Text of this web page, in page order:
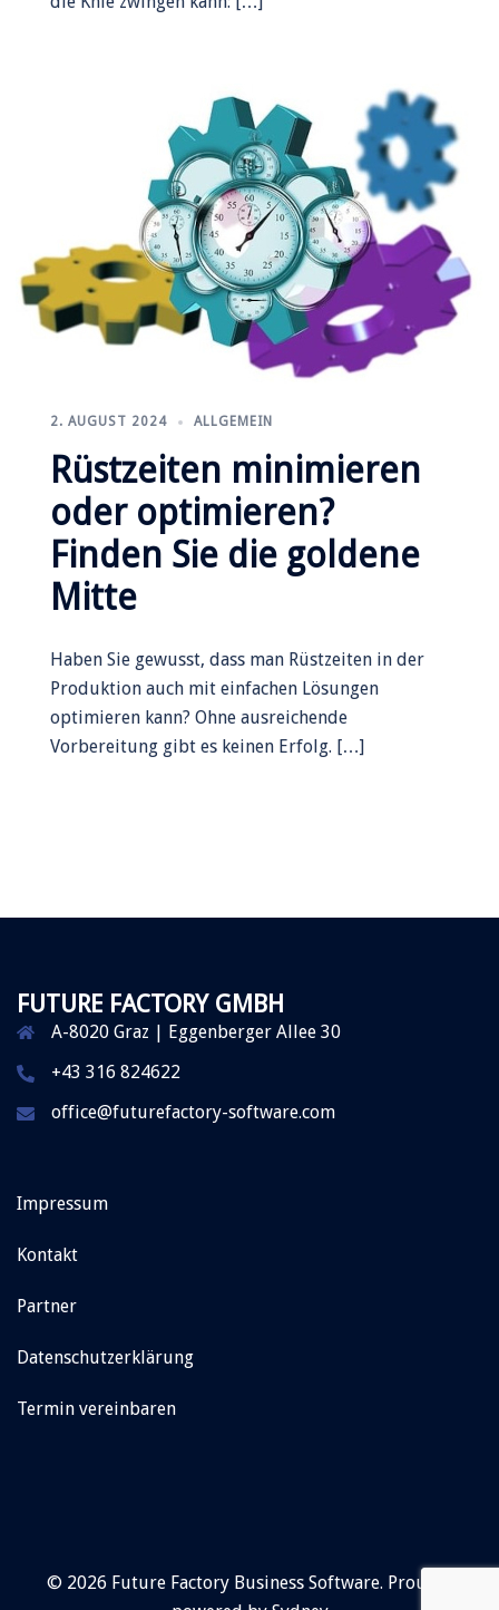
2. AUGUST 2024 ALLGEMEIN
Rüstzeiten minimieren
oder optimieren?
Finden Sie die goldene
Mitte
Haben Sie gewusst, dass man Rüstzeiten in der
Produktion auch mit einfachen Lösungen
optimieren kann? Ohne ausreichende
Vorbereitung gibt es keinen Erfolg. […]
FUTURE FACTORY GMBH
A-8020 Graz | Eggenberger Allee 30
+43 316 824622
office@futurefactory-software.com
Impressum
Kontakt
Partner
Datenschutzerklärung
Termin vereinbaren
© 2026 Future Factory Business Software. Proudly